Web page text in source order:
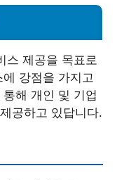
스 제공을 목표로
강점을 가지고
해 개인 및 기업
공하고 있답니다.